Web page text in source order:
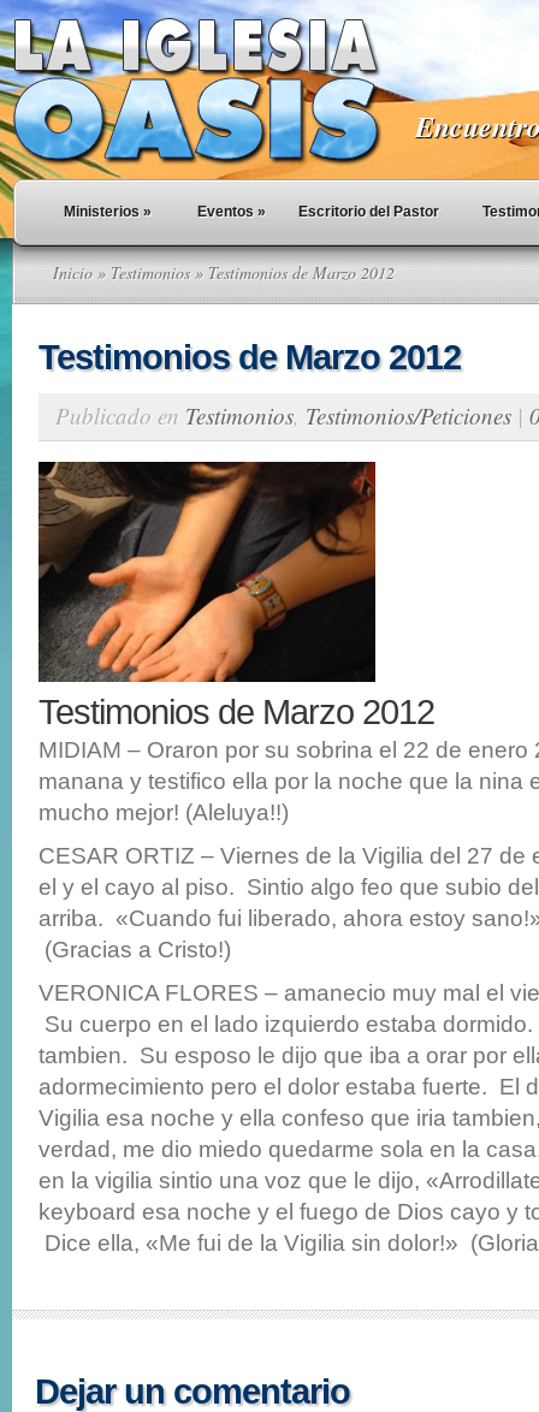
Ministerios » Eventos » Escritorio del Pastor
Inicio » Testimonios» Testimonios de Marzo 2012
Testimonios de Marzo 2012
Publicado en Testimonios, Testimonios/Peticiones |
Testimonios de Marzo 2012
MIDIAM – Oraron por su sobrina el 22 de enero
manana y testifico ella por la noche que la nina
mucho mejor! (Aleluya!!)
CESAR ORTIZ – Viernes de la Vigilia del 27 de
el y el cayo al piso. Sintio algo feo que subio
arriba. «Cuando fui liberado, ahora estoy
(Gracias a Cristo!)
VERONICA FLORES – amanecio muy mal el
Su cuerpo en el lado izquierdo estaba
tambien. Su esposo le dijo que iba a orar por
adormecimiento pero el dolor estaba fuerte. El
Vigilia esa noche y ella confeso que iria
verdad, me dio miedo quedarme sola en la
en la vigilia sintio una voz que le dijo,
keyboard esa noche y el fuego de Dios cayo y
Dice ella, «Me fui de la Vigilia sin dolor!»
Dejar un comentario